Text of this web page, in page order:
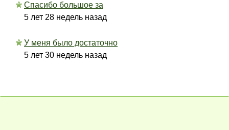
Спасибо большое за
5 лет 28 недель назад
У меня было достаточно
5 лет 30 недель назад